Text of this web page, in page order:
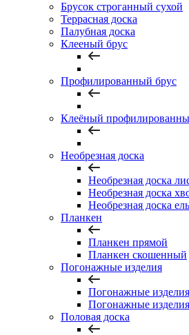
Брусок строганный сухой
Террасная доска
Палубная доска
Клееный брус
Профилированный брус
Клеёный
Необрезная доска
Необрезная доска
Необрезная доска
Необрезная доска ель
Планкен
Планкен прямой
Планкен скошенный
Погонажные изделия
Погонажные
Погонажные
Половая доска